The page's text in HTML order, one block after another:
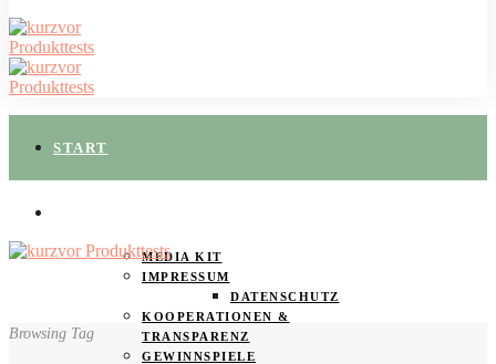
START
MEDIA KIT
IMPRESSUM
DATENSCHUTZ
KOOPERATIONEN &
TRANSPARENZ
GEWINNSPIELE
Browsing Tag